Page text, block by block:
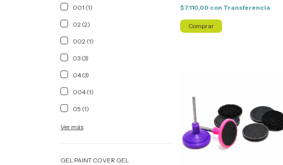
001 (1)
02 (2)
002 (1)
03 (3)
04 (3)
004 (1)
05 (1)
Ver más
GEL PAINT COVER GEL
$7.110,00 con Transferencia